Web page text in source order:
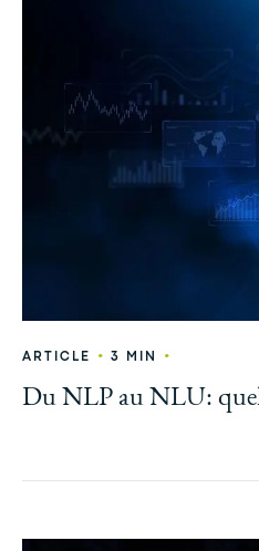
ARTICLE • 3 MIN •
Du NLP au NLU: